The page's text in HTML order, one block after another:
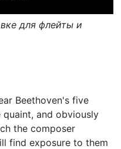
для флейты и
Beethoven's five
and obviously
the composer
find exposure to them